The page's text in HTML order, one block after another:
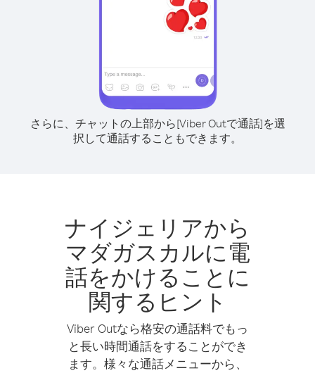
さらに、チャットの上部から[Viber Outで通話]を選
択して通話することもできます。
ナイジェリアから
マダガスカルに電
話をかけることに
関するヒント
Viber Outなら格安の通話料でもっ
と長い時間通話をすることができ
ます。様々な通話メニューから、